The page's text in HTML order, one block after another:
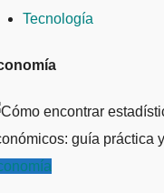
Tecnología